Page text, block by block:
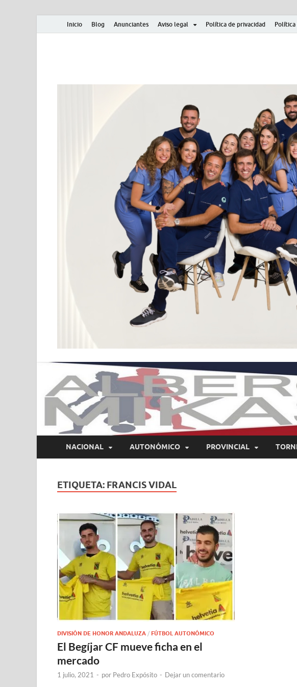
Inicio Blog Anunciantes Aviso legal Política de privacidad Política
NACIONAL AUTONÓMICO PROVINCIAL
ETIQUETA: FRANCIS VIDAL
DIVISIÓN DE HONOR ANDALUZA / FÚTBOL AUTONÓMICO
El Begíjar CF mueve ficha en el
mercado
1 julio, 2021 - por Pedro Expósito - Dejar un comentario